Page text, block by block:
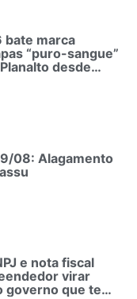
bate marca
“puro-sangue”
desde
08: Alagamento
e nota fiscal
virar
que teme